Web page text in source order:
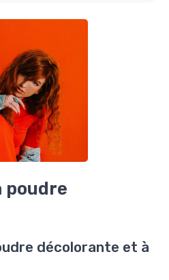
poudre
décolorante et à